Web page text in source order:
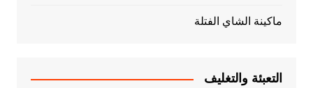
ماكينة الشاي الفتلة
التعبئة والتغليف